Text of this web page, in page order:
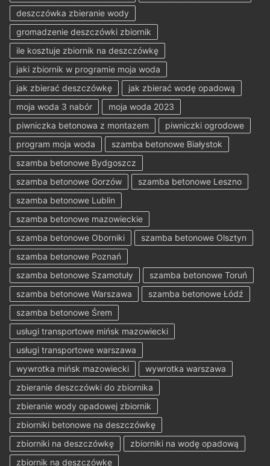
deszczówka zbieranie wody
gromadzenie deszczówki zbiornik
ile kosztuje zbiornik na deszczówkę
jaki zbiornik w programie moja woda
jak zbierać deszczówkę
jak zbierać wodę opadową
moja woda 3 nabór
moja woda 2023
piwniczka betonowa z montazem
piwniczki ogrodowe
program moja woda
szamba betonowe Białystok
szamba betonowe Bydgoszcz
szamba betonowe Gorzów
szamba betonowe Leszno
szamba betonowe Lublin
szamba betonowe mazowieckie
szamba betonowe Oborniki
szamba betonowe Olsztyn
szamba betonowe Poznań
szamba betonowe Szamotuły
szamba betonowe Toruń
szamba betonowe Warszawa
szamba betonowe Łódź
szamba betonowe Śrem
usługi transportowe mińsk mazowiecki
usługi transportowe warszawa
wywrotka mińsk mazowiecki
wywrotka warszawa
zbieranie deszczówki do zbiornika
zbieranie wody opadowej zbiornik
zbiorniki betonowe na deszczówkę
zbiorniki na deszczówkę
zbiorniki na wodę opadową
zbiornik na deszczówkę